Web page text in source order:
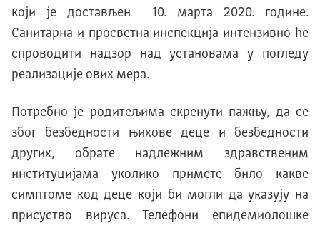
који је достављен 10. марта 2020. године.
Санитарна и просветна инспекција интензивно ће
спроводити надзор над установама у погледу
реализације ових мера.
Потребно је родитељима скренути пажњу, да се
због безбедности њихове деце и безбедности
других, обрате надлежним здравственим
институцијама уколико примете било какве
симптоме код деце који би могли да указују на
присуство вируса. Телефони епидемиолошке